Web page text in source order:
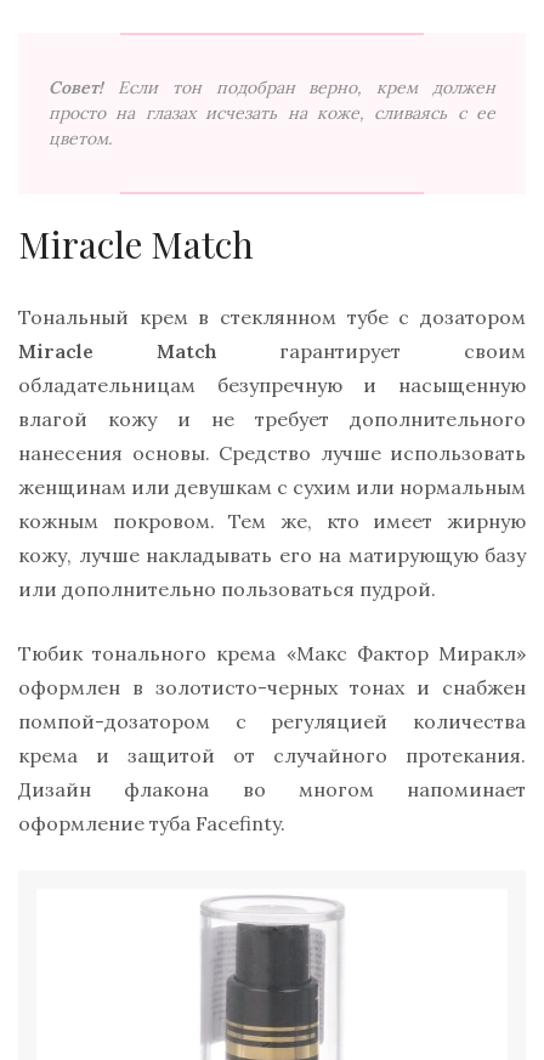
Совет!
Если тон подобран верно, крем должен
просто на глазах исчезать на коже, сливаясь с ее
цветом.
Miracle Match
Тональный крем в стеклянном тубе с дозатором
Miracle Match гарантирует своим
обладательницам безупречную и насыщенную
влагой кожу и не требует дополнительного
нанесения основы. Средство лучше использовать
женщинам или девушкам с сухим или нормальным
кожным покровом. Тем же, кто имеет жирную
кожу, лучше накладывать его на матирующую базу
или дополнительно пользоваться пудрой.
Тюбик тонального крема «Макс Фактор Миракл»
оформлен в золотисто-черных тонах и снабжен
помпой-дозатором с регуляцией количества
крема и защитой от случайного протекания.
Дизайн флакона во многом напоминает
оформление туба Facefinty.